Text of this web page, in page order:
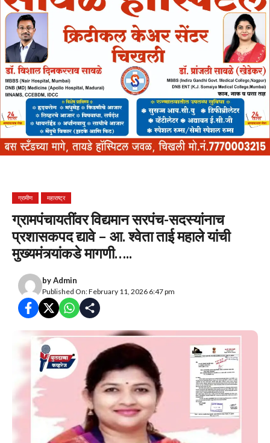
ग्रामीण महाराष्ट्र
ग्रामपंचायतींवर विद्यमान सरपंच-सदस्यांनाच
प्रशासकपद द्यावे – आ. श्वेता ताई महाले यांची
मुख्यमंत्र्यांकडे मागणी…..
byAdmin
Published On: February 11, 2026 6:47 pm